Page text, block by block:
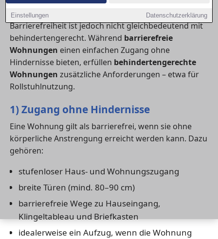
Einstellungen Datenschutzerklärung
altersgerechten Wohnraum suchen.
Barrierefreiheit ist jedoch nicht gleichbedeutend mit
behindertengerecht. Während barrierefreie
Wohnungen einen einfachen Zugang ohne
Hindernisse bieten, erfüllen behindertengerechte
Wohnungen zusätzliche Anforderungen – etwa für
Rollstuhlnutzung.
1) Zugang ohne Hindernisse
Eine Wohnung gilt als barrierefrei, wenn sie ohne
körperliche Anstrengung erreicht werden kann. Dazu
gehören:
stufenloser Haus- und Wohnungszugang
breite Türen (mind. 80–90 cm)
barrierefreie Wege zu Hauseingang,
Klingeltableau und Briefkasten
idealerweise ein Aufzug, wenn die Wohnung